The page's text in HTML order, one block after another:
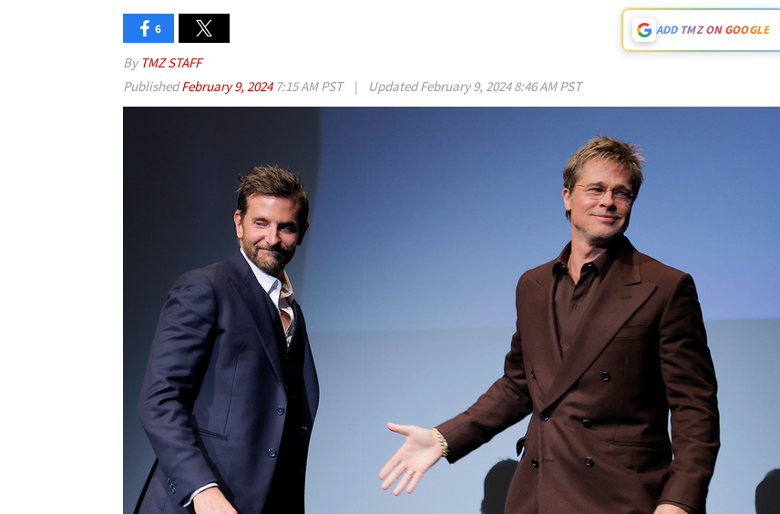
6 ADD TMZ ON GOOGLE
By TMZ STAFF
PublishedFebruary 9, 2024 7:15 AM PST | UpdatedFebruary 9, 2024 8:46 AM PST